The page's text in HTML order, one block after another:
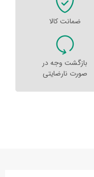
ضمانت کالا
بازگشت وجه در
صورت نارضایتی